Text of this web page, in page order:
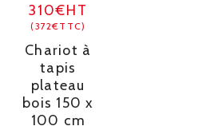
310€HT
(372€TTC)
Chariot à
tapis
plateau
bois 150 x
100 cm